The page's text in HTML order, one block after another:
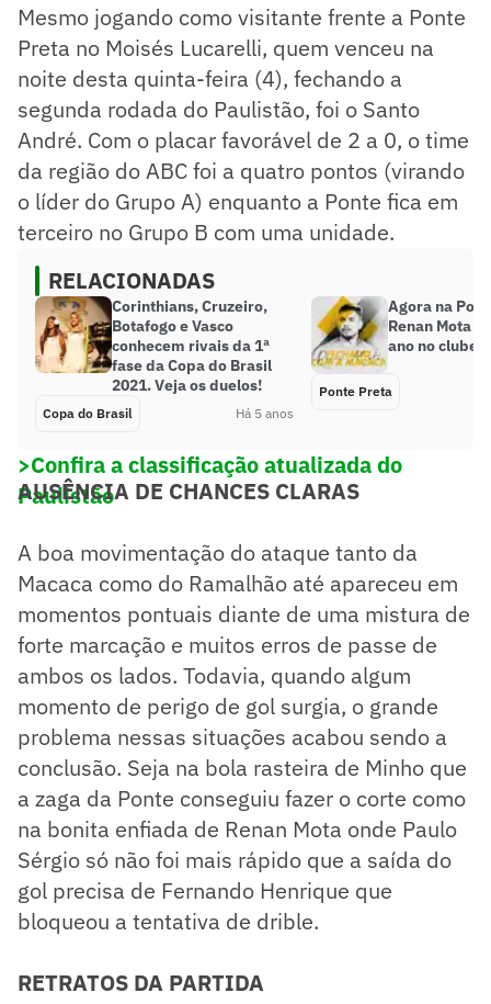
Mesmo jogando como visitante frente a Ponte
Preta no Moisés Lucarelli, quem venceu na
noite desta quinta-feira (4), fechando a
segunda rodada do Paulistão, foi o Santo
André. Com o placar favorável de 2 a 0, o time
da região do ABC foi a quatro pontos (virando
o líder do Grupo A) enquanto a Ponte fica em
terceiro no Grupo B com uma unidade.
RELACIONADAS
Corinthians, Cruzeiro,
Botafogo e Vasco
conhecem rivais da 1ª
fase da Copa do Brasil
2021. Veja os duelos!
Copa do Brasil Há 5 anos
Agora na
Renan Mota
ano no clube
Ponte Preta
>Confira a classificação atualizada do
Paulistão
AUSÊNCIA DE CHANCES CLARAS
A boa movimentação do ataque tanto da
Macaca como do Ramalhão até apareceu em
momentos pontuais diante de uma mistura de
forte marcação e muitos erros de passe de
ambos os lados. Todavia, quando algum
momento de perigo de gol surgia, o grande
problema nessas situações acabou sendo a
conclusão. Seja na bola rasteira de Minho que
a zaga da Ponte conseguiu fazer o corte como
na bonita enfiada de Renan Mota onde Paulo
Sérgio só não foi mais rápido que a saída do
gol precisa de Fernando Henrique que
bloqueou a tentativa de drible.
RETRATOS DA PARTIDA